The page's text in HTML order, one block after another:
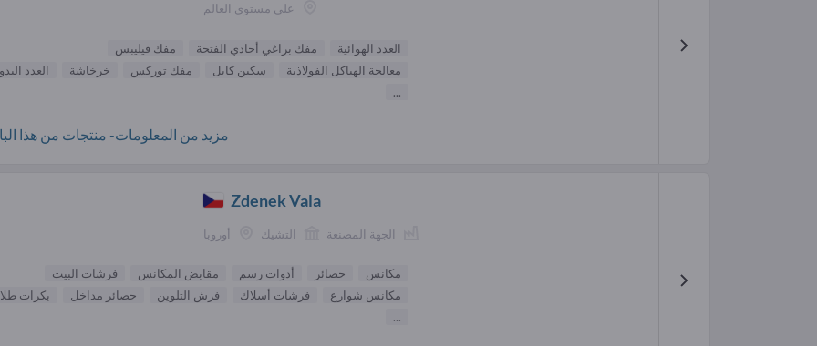
على مستوى العالم
العدد الهوائية مفك براغي أحادي الفتحة
مفك فيليبس
معالجة الهياكل الفولاذية
سكين كابل مفك توركس خرخاشة
العدد
...
مزيد من المعلومات- منتجات من هذا
Zdenek Vala
الجهة المصنعة التشيك أوروبا
مكانس حصائر أدوات رسم مقابض المكانس
فرشات البيت
مكانس شوارع
فرشات أسلاك فرش التلوين حصائر مداخل
بكرات
...